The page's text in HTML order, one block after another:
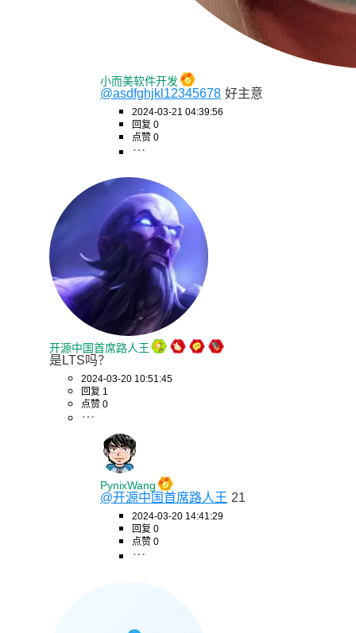
小而美软件开发
@asdfghjkl12345678 好主意
2024-03-21 04:39:56
回复 0
点赞 0
开源中国首席路人王
是LTS吗？
2024-03-20 10:51:45
回复 1
点赞 0
PynixWang
@开源中国首席路人王 21
2024-03-20 14:41:29
回复 0
点赞 0